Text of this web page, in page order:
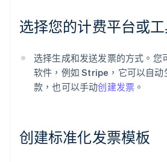
选择您的计费平台或
选择生成和发送发票的方式。您
软件，例如 Stripe，它可以自动
款，也可以手动创建发票 。
创建标准化发票模板